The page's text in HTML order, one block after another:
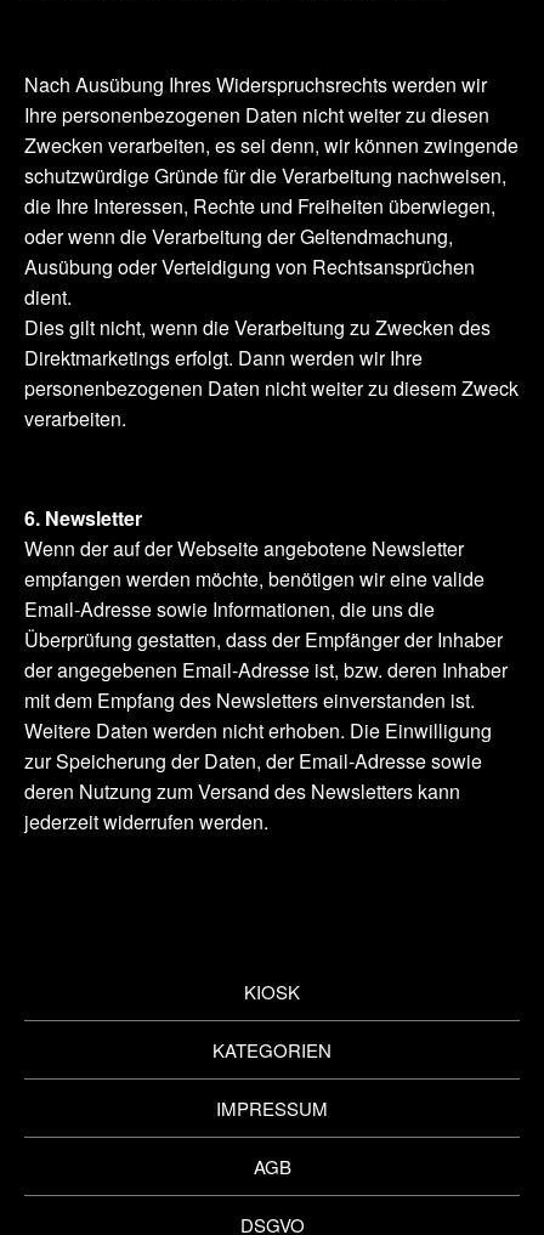
Nach Ausübung Ihres Widerspruchsrechts werden wir
Ihre personenbezogenen Daten nicht weiter zu diesen
Zwecken verarbeiten, es sei denn, wir können zwingende
schutzwürdige Gründe für die Verarbeitung nachweisen,
die Ihre Interessen, Rechte und Freiheiten überwiegen,
oder wenn die Verarbeitung der Geltendmachung,
Ausübung oder Verteidigung von Rechtsansprüchen
dient.
Dies gilt nicht, wenn die Verarbeitung zu Zwecken des
Direktmarketings erfolgt. Dann werden wir Ihre
personenbezogenen Daten nicht weiter zu diesem Zweck
verarbeiten.
6. Newsletter
Wenn der auf der Webseite angebotene Newsletter
empfangen werden möchte, benötigen wir eine valide
Email-Adresse sowie Informationen, die uns die
Überprüfung gestatten, dass der Empfänger der Inhaber
der angegebenen Email-Adresse ist, bzw. deren Inhaber
mit dem Empfang des Newsletters einverstanden ist.
Weitere Daten werden nicht erhoben. Die Einwilligung
zur Speicherung der Daten, der Email-Adresse sowie
deren Nutzung zum Versand des Newsletters kann
jederzeit widerrufen werden.
KIOSK
KATEGORIEN
IMPRESSUM
AGB
DSGVO